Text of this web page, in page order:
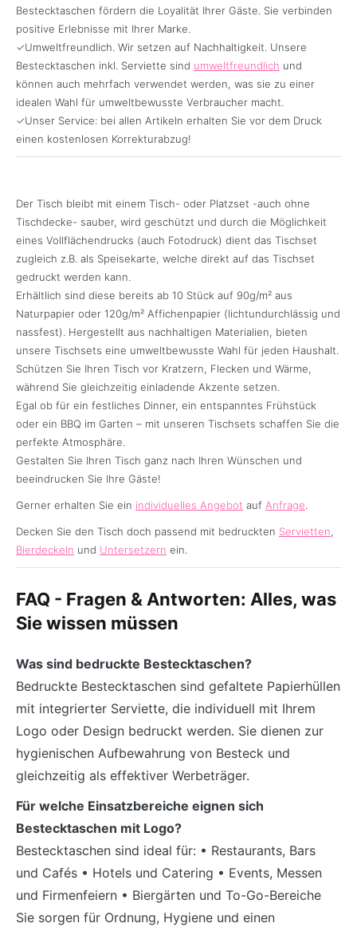
Bestecktaschen fördern die Loyalität Ihrer Gäste. Sie verbinden
positive Erlebnisse mit Ihrer Marke.
✓Umweltfreundlich. Wir setzen auf Nachhaltigkeit. Unsere
Bestecktaschen inkl. Serviette sind umweltfreundlich und
können auch mehrfach verwendet werden, was sie zu einer
idealen Wahl für umweltbewusste Verbraucher macht.
✓Unser Service: bei allen Artikeln erhalten Sie vor dem Druck
einen kostenlosen Korrekturabzug!
Der Tisch bleibt mit einem Tisch- oder Platzset -auch ohne
Tischdecke- sauber, wird geschützt und durch die Möglichkeit
eines Vollflächendrucks (auch Fotodruck) dient das Tischset
zugleich z.B. als Speisekarte, welche direkt auf das Tischset
gedruckt werden kann.
Erhältlich sind diese bereits ab 10 Stück auf 90g/m² aus
Naturpapier oder 120g/m² Affichenpapier (lichtundurchlässig und
nassfest). Hergestellt aus nachhaltigen Materialien, bieten
unsere Tischsets eine umweltbewusste Wahl für jeden Haushalt.
Schützen Sie Ihren Tisch vor Kratzern, Flecken und Wärme,
während Sie gleichzeitig einladende Akzente setzen.
Egal ob für ein festliches Dinner, ein entspanntes Frühstück
oder ein BBQ im Garten – mit unseren Tischsets schaffen Sie die
perfekte Atmosphäre.
Gestalten Sie Ihren Tisch ganz nach Ihren Wünschen und
beeindrucken Sie Ihre Gäste!
Gerner erhalten Sie ein individuelles Angebot auf Anfrage.
Decken Sie den Tisch doch passend mit bedruckten Servietten,
Bierdeckeln und Untersetzern ein.
FAQ - Fragen & Antworten: Alles, was
Sie wissen müssen
Was sind bedruckte Bestecktaschen?
Bedruckte Bestecktaschen sind gefaltete Papierhüllen
mit integrierter Serviette, die individuell mit Ihrem
Logo oder Design bedruckt werden. Sie dienen zur
hygienischen Aufbewahrung von Besteck und
gleichzeitig als effektiver Werbeträger.
Für welche Einsatzbereiche eignen sich
Bestecktaschen mit Logo?
Bestecktaschen sind ideal für: • Restaurants, Bars
und Cafés • Hotels und Catering • Events, Messen
und Firmenfeiern • Biergärten und To-Go-Bereiche
Sie sorgen für Ordnung, Hygiene und einen